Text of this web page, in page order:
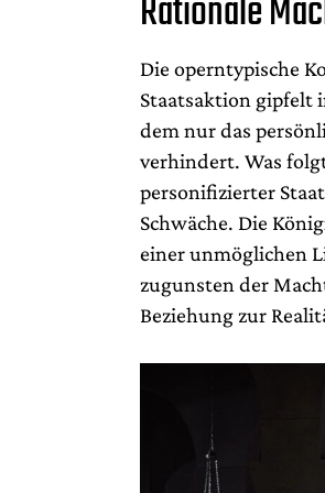
Rationale
Die operntypische
Staatsaktion gipfelt
dem nur das
verhindert. Was
personifizierter
Schwäche. Die
einer unmöglichen
zugunsten der
Beziehung zur